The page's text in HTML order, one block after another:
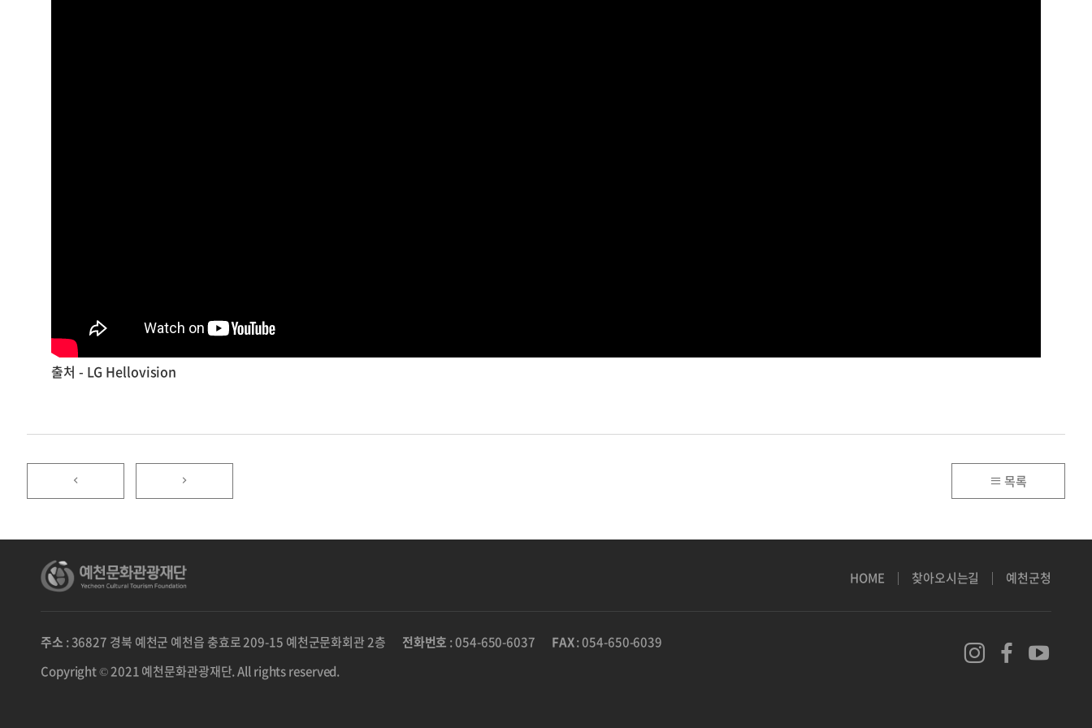
출처 - LG Hellovision
목록
HOME 찾아오시는길 예천군청
주소 : 36827 경북 예천군 예천읍 충효로 209-15 예천군문화회관 2층 전화번호 : 054-650-6037 FAX: 054-650-6039
Copyright © 2021 예천문화관광재단. All rights reserved.